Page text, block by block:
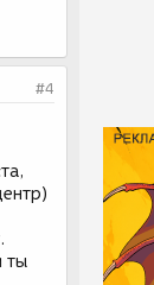
#4
ты